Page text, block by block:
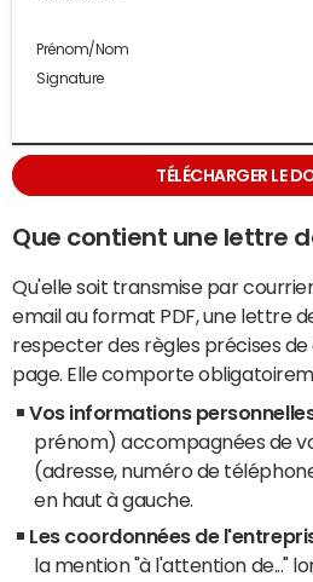
Prénom/Nom
Signature
TÉLÉCHARGER LE
Que contient une lettre
Qu'elle soit transmise par
email au format PDF, une lettre
respecter des règles précises
page. Elle comporte
Vos informations
prénom) accompagnées de
(adresse, numéro de
en haut à gauche.
Les coordonnées de
la mention "à l'attention de..."